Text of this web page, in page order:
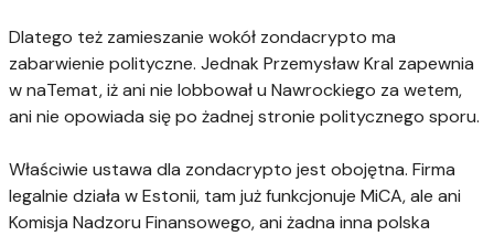
Dlatego też zamieszanie wokół zondacrypto ma
zabarwienie polityczne. Jednak Przemysław Kral zapewnia
w naTemat, iż ani nie lobbował u Nawrockiego za wetem,
ani nie opowiada się po żadnej stronie politycznego sporu.
Właściwie ustawa dla zondacrypto jest obojętna. Firma
legalnie działa w Estonii, tam już funkcjonuje MiCA, ale ani
Komisja Nadzoru Finansowego, ani żadna inna polska